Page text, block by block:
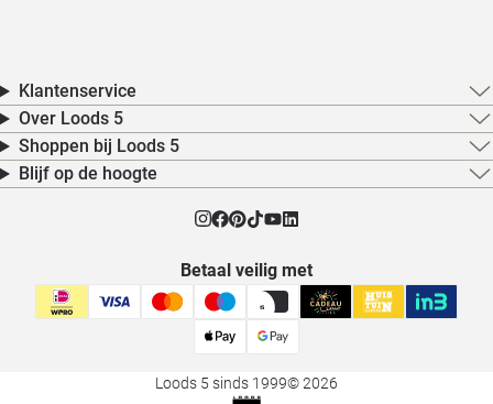
Klantenservice
Over Loods 5
Shoppen bij Loods 5
Blijf op de hoogte
Betaal veilig met
Loods 5 sinds 1999© 2026